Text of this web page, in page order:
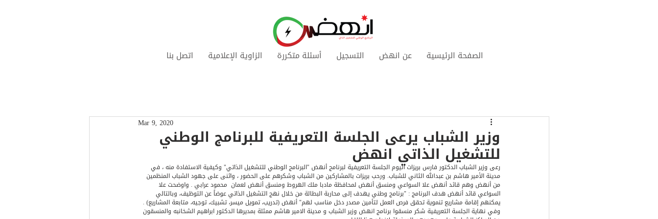
الصفحة الرئيسية عن انهض التسجيل أسئلة متكررة الزاوية الإعلامية اتصل بنا
وزير الشباب يرعى الجلسة التعريفية للبرنامج الوطني
للتشغيل الذاتي انهض
Mar 9, 2020
رعى وزير الشباب الدكتور فارس بريزات اليوم الجلسة التعريفية لبرنامج أنهض "البرنامج الوطني للتشغيل الذاتي" وكيفية الاستفادة منه ، في
مدينة الأمير هاشم بن عبدالله الثاني للشباب. ورحب بريزات بالمشاركين من الشباب وشكرهم على الحضور ، واثنى على جهود الشباب المنظمين
من أنهض وهم قائد أنهض علا السواعي ومنسق أنهض لمحافظة مادبا ملك الهروط ومنسق أنهض لعمان  محمود عرابي . واوضحت علا
السواعي قائد أنهض هدف البرنامج : "برنامج وطني يهدف إلى محاربة البطالة من خلال نهج التشغيل الذاتي عوضاً عن التوظيف، وبالتالي
يمكنهم إقامة مشاريع تنموية تحقق فرص العمل لتأمين مصدر دخل مناسب لهم" أنهض (تدريب، تمويل ميسر، تشبيك، توجيه، متابعة المشاريع) .
وفي نهاية الجلسة التعريفية شكر منسقوا برنامج انهض وزير الشباب و مدينة الامير هاشم ممثلة بمديرها الدكتور ابراهيم الشخانبه والمنسقون